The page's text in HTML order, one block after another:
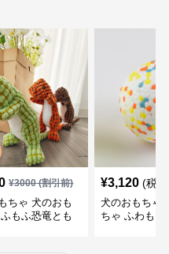
¥3000(割引前)
ちゃ 犬のおも
もふ恐竜とも
¥3,120 (税
犬のおもちゃ
ちゃ ふわもこ